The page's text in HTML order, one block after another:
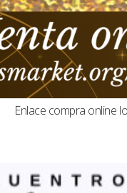
Enlace compra online